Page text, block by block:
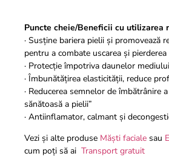
Puncte cheie/Beneficii cu utilizarea
· Susține bariera pielii și promovează
pentru a combate uscarea și
· Protecție împotriva daunelor mediului
· Îmbunătățirea elasticității, reduce
· Reducerea semnelor de îmbătrânire
sănătoasă a pielii”
· Antiinflamator, calmant și
Vezi și alte produse Măști faciale sau
cum poți să ai Transport gratuit